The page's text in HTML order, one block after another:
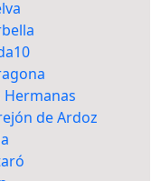
de Ardoz